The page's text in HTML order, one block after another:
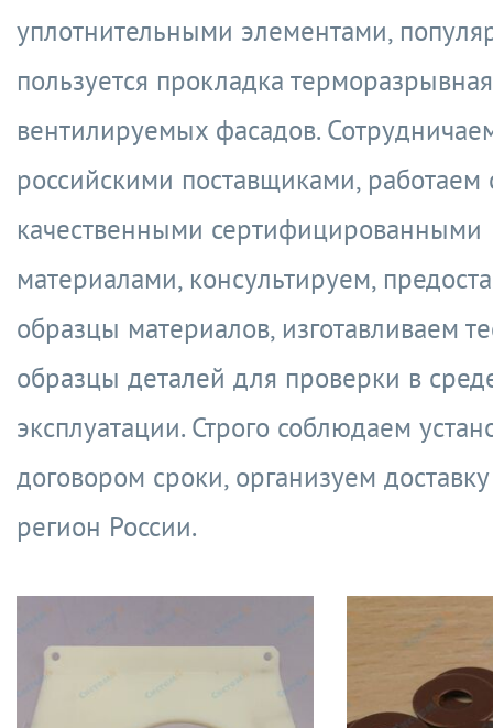
уплотнительными элементами,
пользуется прокладка
вентилируемых фасадов.
российскими поставщиками, работаем
качественными сертифицированными
материалами, консультируем,
образцы материалов, изготавливаем
образцы деталей для проверки в
эксплуатации. Строго соблюдаем
договором сроки, организуем
регион России.